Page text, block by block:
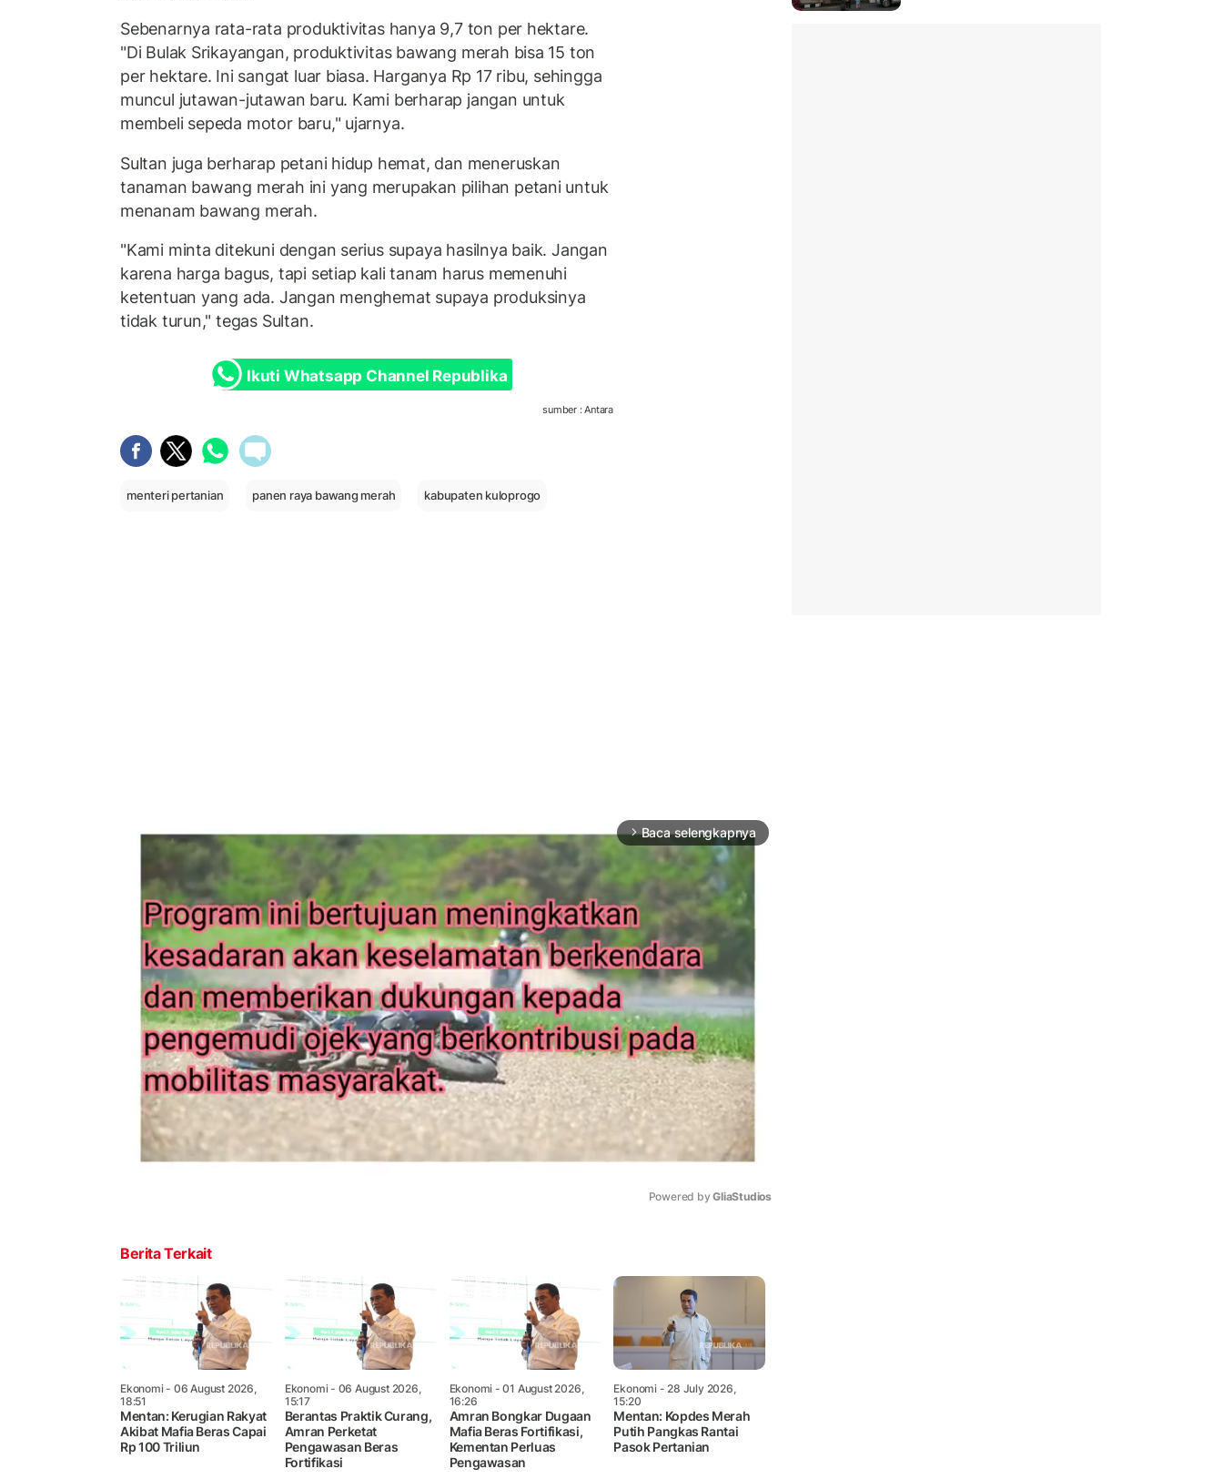
Sebenarnya rata-rata produktivitas hanya 9,7 ton per hektare.
"Di Bulak Srikayangan, produktivitas bawang merah bisa 15 ton
per hektare. Ini sangat luar biasa. Harganya Rp 17 ribu, sehingga
muncul jutawan-jutawan baru. Kami berharap jangan untuk
membeli sepeda motor baru," ujarnya.
Sultan juga berharap petani hidup hemat, dan meneruskan
tanaman bawang merah ini yang merupakan pilihan petani untuk
menanam bawang merah.
"Kami minta ditekuni dengan serius supaya hasilnya baik. Jangan
karena harga bagus, tapi setiap kali tanam harus memenuhi
ketentuan yang ada. Jangan menghemat supaya produksinya
tidak turun," tegas Sultan.
Ikuti Whatsapp Channel Republika
sumber : Antara
menteri pertanian panen raya bawang merah kabupaten kuloprogo
arrow_forward_ios Baca selengkapnya
Powered by GliaStudios
Berita Terkait
Ekonomi- 06 August 2026,
18:51
Mentan: Kerugian Rakyat
Akibat Mafia Beras Capai
Rp 100 Triliun
Ekonomi- 06 August 2026,
15:17
Berantas Praktik Curang,
Amran Perketat
Pengawasan Beras
Fortifikasi
Ekonomi - 01 August 2026,
16:26
Amran Bongkar Dugaan
Mafia Beras Fortifikasi,
Kementan Perluas
Pengawasan
Ekonomi- 28 July 2026,
15:20
Mentan: Kopdes Merah
Putih Pangkas Rantai
Pasok Pertanian